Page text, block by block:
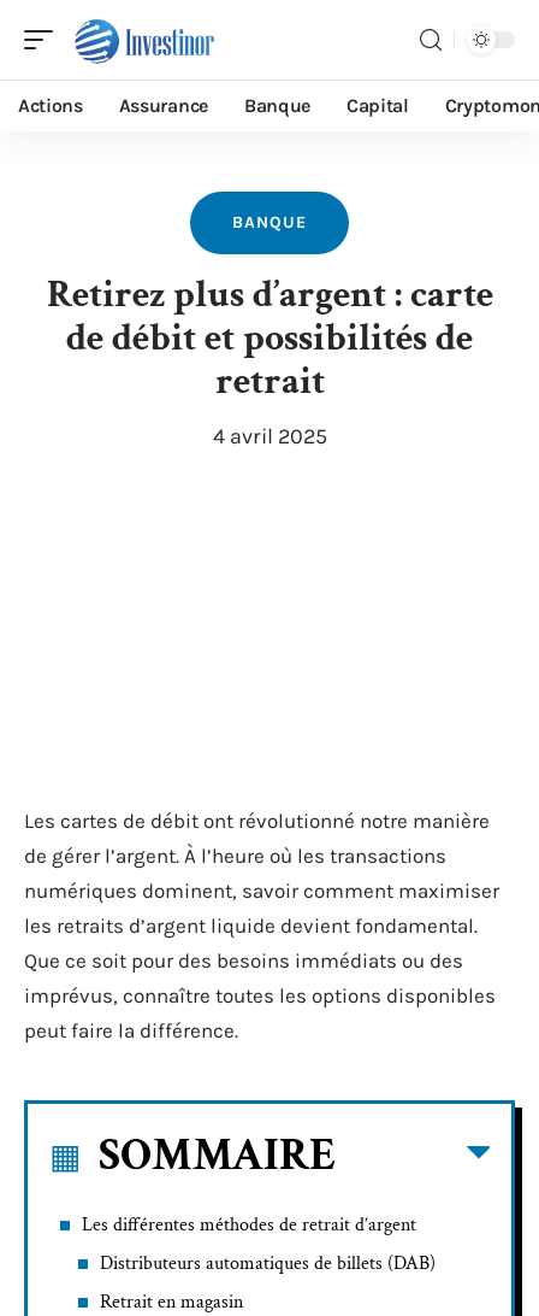
Actions Assurance Banque Capital
BANQUE
Retirez plus d’argent : carte
de débit et possibilités de
retrait
4 avril 2025
Les cartes de débit ont révolutionné notre manière
de gérer l’argent. À l’heure où les transactions
numériques dominent, savoir comment maximiser
les retraits d’argent liquide devient fondamental.
Que ce soit pour des besoins immédiats ou des
imprévus, connaître toutes les options disponibles
peut faire la différence.
SOMMAIRE
Les différentes méthodes de retrait d’argent
Distributeurs automatiques de billets (DAB)
Retrait en magasin